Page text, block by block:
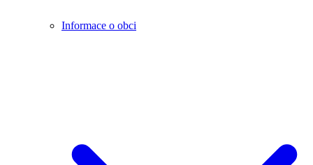
Informace o obci